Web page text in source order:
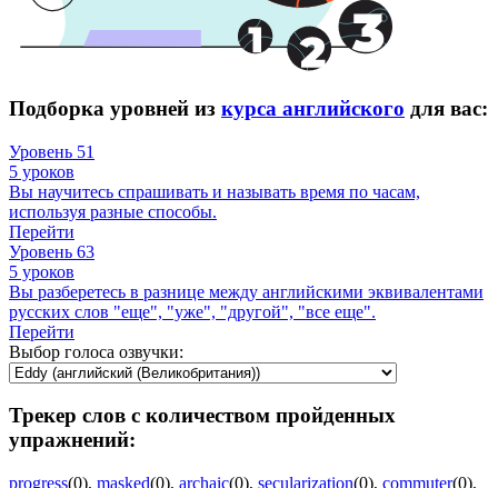
Подборка уровней из курса английского для вас:
Уровень 51
5 уроков
Вы научитесь спрашивать и называть время по часам,
используя разные способы.
Перейти
Уровень 63
5 уроков
Вы разберетесь в разнице между английскими эквивалентами
русских слов "еще", "уже", "другой", "все еще".
Перейти
Выбор голоса озвучки:
Трекер слов с количеством пройденных
упражнений:
progress(0), masked(0), archaic(0), secularization(0), commuter(0),